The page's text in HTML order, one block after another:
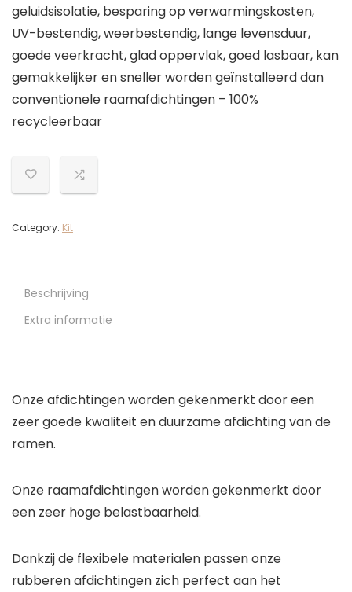
geluidsisolatie, besparing op verwarmingskosten,
UV-bestendig, weerbestendig, lange levensduur,
goede veerkracht, glad oppervlak, goed lasbaar, kan
gemakkelijker en sneller worden geïnstalleerd dan
conventionele raamafdichtingen – 100%
recycleerbaar
Category: Kit
Beschrijving
Extra informatie
Onze afdichtingen worden gekenmerkt door een
zeer goede kwaliteit en duurzame afdichting van de
ramen.
Onze raamafdichtingen worden gekenmerkt door
een zeer hoge belastbaarheid.
Dankzij de flexibele materialen passen onze
rubberen afdichtingen zich perfect aan het